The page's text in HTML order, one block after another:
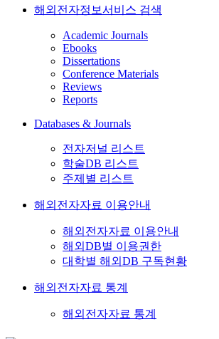
해외전자정보서비스 검색
Academic Journals
Ebooks
Dissertations
Conference Materials
Reviews
Reports
Databases & Journals
전자저널 리스트
학술DB 리스트
주제별 리스트
해외전자자료 이용안내
해외전자자료 이용안내
해외DB별 이용권한
대학별 해외DB 구독현황
해외전자자료 통계
해외전자자료 통계